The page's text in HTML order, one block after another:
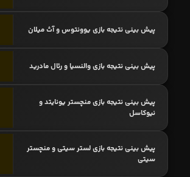
پیش بینی نتیجه بازی یوونتوس و آث میلان
پیش بینی نتیجه بازی والنسیا و رئال مادرید
پیش بینی نتیجه بازی منچستر یونایتد و
نیوکاسل
پیش بینی نتیجه بازی لستر سیتی و منچستر
سیتی